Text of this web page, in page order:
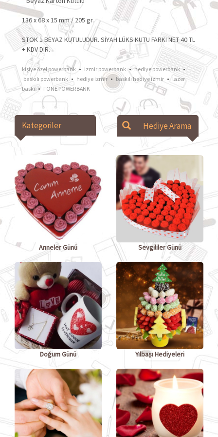
136 x 68 x 15 mm / 205 gr.
STOK 1 BEYAZ KUTULUDUR. SİYAH LÜKS KUTU FARKI NET 40 TL
+ KDV DİR.
kişiye özel powerbank • izmir powerbank •hediye powerbank•
baskılı powerbank • hediye izmir• baskılı hediye izmir • lazer
baskı• FONE POWERBANK
Kategoriler
Anneler Günü Sevgililer Günü
Doğum Günü Yılbaşı Hediyeleri